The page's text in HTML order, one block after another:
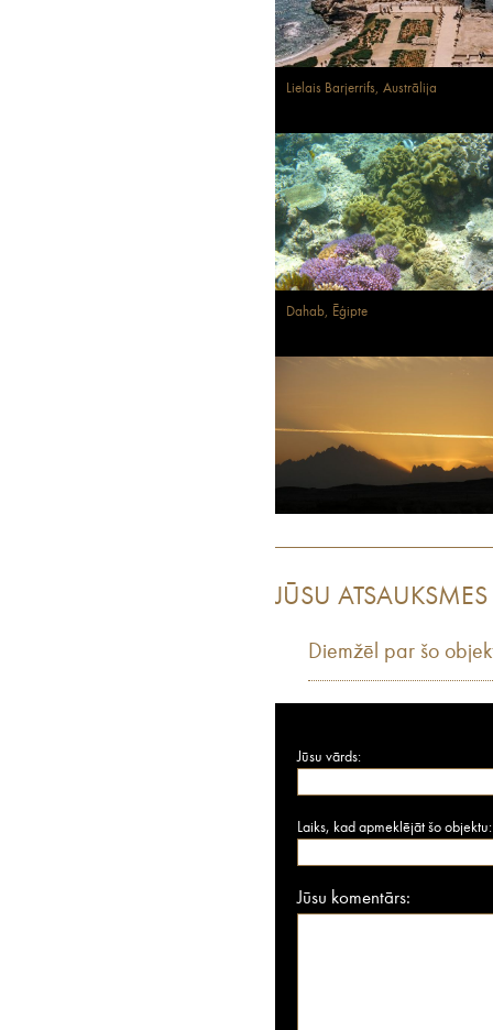
Lielais Barjerrifs, Austrālija
Dahab, Ēģipte
JŪSU ATSAUKSMES
Diemžēl par šo
Jūsu vārds:
Laiks, kad apmeklējāt šo objektu:
Jūsu komentārs: